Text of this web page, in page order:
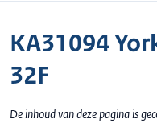
KA31094
32F
De inhoud van deze pagina is